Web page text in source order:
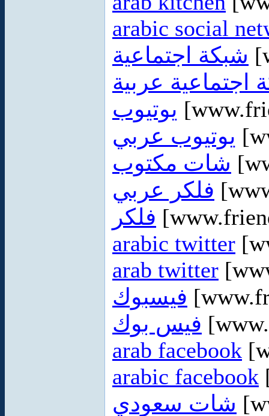
arabic social
شبكة اجتماعية
اجتماعية عربية
يوتيوب
يوتيوب عربي
شات مكتوب
فلكر عربي
فلكر
arabic twitter
arab twitter
فيسبوك
فيس بوك
arab facebook
arabic facebook
شات سعودي